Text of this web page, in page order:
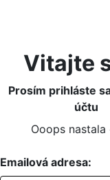
Vitajte
Prosím prihláste
účtu
Ooops nastala
Emailová adresa: